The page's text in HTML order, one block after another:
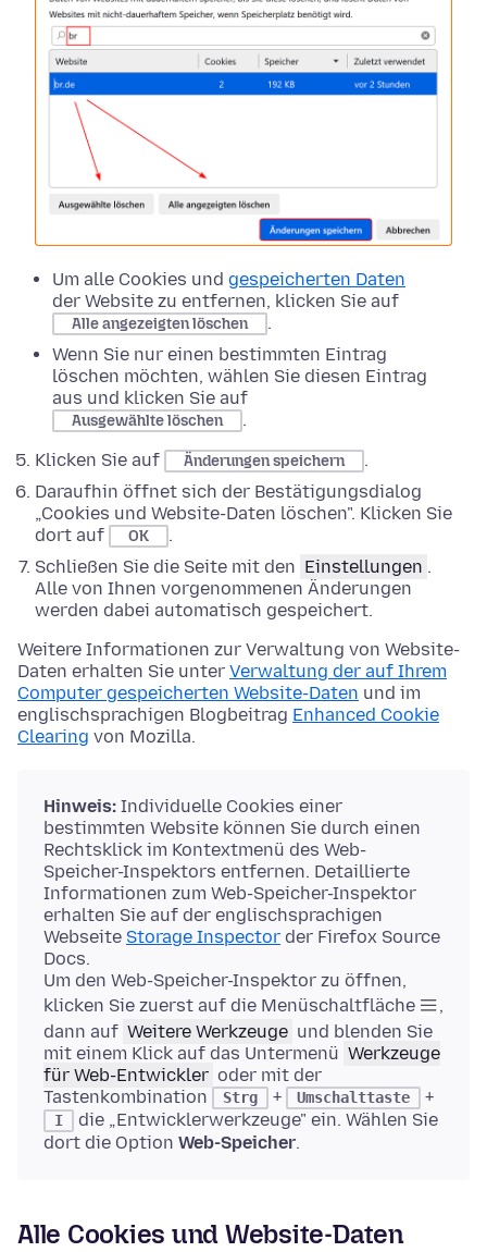
Um alle Cookies und gespeicherten Daten
der Website zu entfernen, klicken Sie auf
Alle angezeigten löschen
.
Wenn Sie nur einen bestimmten Eintrag
löschen möchten, wählen Sie diesen Eintrag
aus und klicken Sie auf
Ausgewählte löschen
.
Klicken Sie auf
Änderungen speichern
.
Daraufhin öffnet sich der Bestätigungsdialog
„Cookies und Website-Daten löschen". Klicken Sie
dort auf
OK
.
Schließen Sie die Seite mit den Einstellungen .
Alle von Ihnen vorgenommenen Änderungen
werden dabei automatisch gespeichert.
Weitere Informationen zur Verwaltung von Website-
Daten erhalten Sie unter Verwaltung der auf Ihrem
Computer gespeicherten Website-Daten und im
englischsprachigen Blogbeitrag Enhanced Cookie
Clearing von Mozilla.
Hinweis: Individuelle Cookies einer
bestimmten Website können Sie durch einen
Rechtsklick im Kontextmenü des Web-
Speicher-Inspektors entfernen. Detaillierte
Informationen zum Web-Speicher-Inspektor
erhalten Sie auf der englischsprachigen
Webseite Storage Inspector der Firefox Source
Docs.
Um den Web-Speicher-Inspektor zu öffnen,
klicken Sie zuerst auf die Menüschaltfläche
,
dann auf Weitere Werkzeuge und blenden Sie
mit einem Klick auf das Untermenü Werkzeuge
für Web-Entwickler oder mit der
Tastenkombination
Strg + Umschalttaste +
I
die „Entwicklerwerkzeuge" ein. Wählen Sie
dort die Option Web-Speicher.
Alle Cookies und Website-Daten